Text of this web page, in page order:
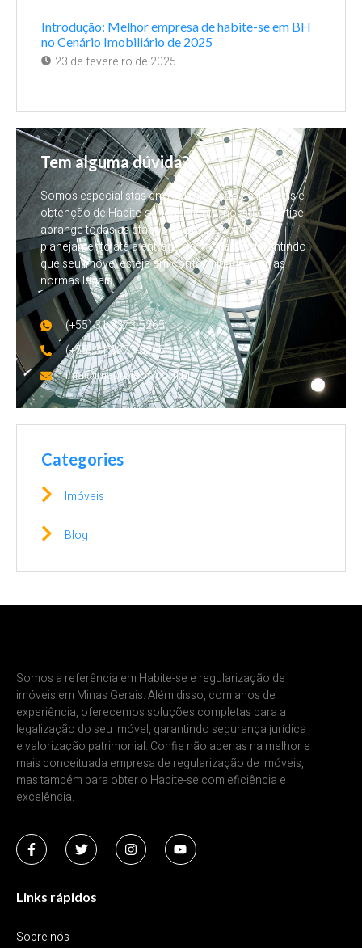
Introdução: Melhor empresa de habite-se em BH
no Cenário Imobiliário de 2025
23 de fevereiro de 2025
Tem alguma dúvida?
Somos especialistas em regularização de imóveis e
obtenção de Habite-se. Igualmente, nossa expertise
abrange todas as etapas do processo, desde o
planejamento até a entrega do habite-se, garantindo
que seu imóvel esteja em conformidade com as
normas legais.
(+55) 31 3373-5265
(+55) 31 3373-5265
ima@imaprojeos.com.br
Categories
Imóveis
Blog
Somos a referência em Habite-se e regularização de
imóveis em Minas Gerais. Além disso, com anos de
experiência, oferecemos soluções completas para a
legalização do seu imóvel, garantindo segurança jurídica
e valorização patrimonial. Confie não apenas na melhor e
mais conceituada empresa de regularização de imóveis,
mas também para obter o Habite-se com eficiência e
excelência.
Links rápidos
Sobre nós